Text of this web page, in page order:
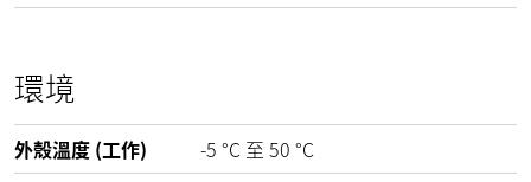
環境
外殼溫度 (工作) -5 °C 至 50 °C